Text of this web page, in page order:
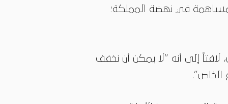
في نهضة المملكة؛
لافتاً إلى أنه “لا يمكن أن نخفف